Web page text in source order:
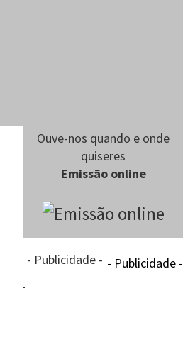
Ouve-nos quando e onde
quiseres
Emissão online
- Publicidade - - Publicidade -